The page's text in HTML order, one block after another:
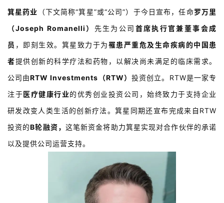
箕星药业 （下文简称“箕星”或“公司”）于今日宣布，任命罗万里
（Joseph Romanelli） 先生为公司 首席执行官兼董事会成
员 ，即刻生效。箕星致力于为罹患严重危及生命疾病的中国患
者提供创新的科学疗法和药物，以解决尚未满足的临床需求。
公司由RTW Investments（RTW） 投资创立。RTW是一家专
注于医疗健康行业的优秀创业投资公司，始终致力于支持企业
研发改变人类生活的创新疗法。箕星同期还宣布完成来自RTW
投资的B轮融资， 这笔新资金将助力箕星实现对合作伙伴的承诺
以及提供公司运营支持。